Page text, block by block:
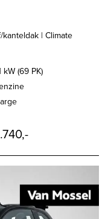
| Climate
kW (69 PK)